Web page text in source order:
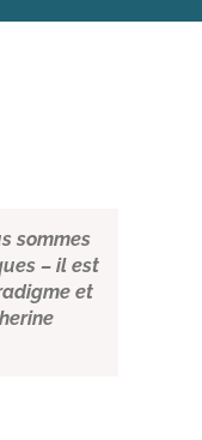
sommes
– il est
et